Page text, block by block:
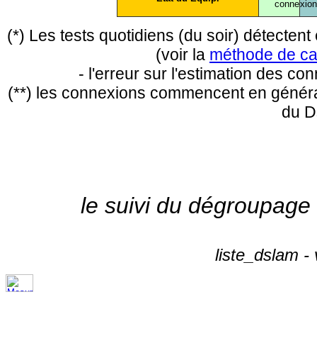
conne
(*) Les tests quotidiens (du soir)
(voir la méthode de
- l'erreur sur l'estimation des
(**) les connexions commencent en
du
le suivi du
liste_dslam -